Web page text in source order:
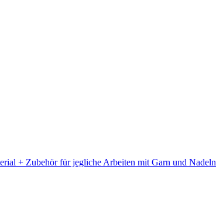
+ Zubehör für jegliche Arbeiten mit Garn und Nadeln